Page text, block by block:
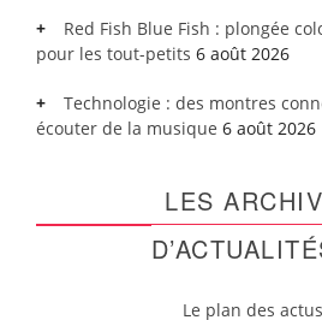
Red Fish Blue Fish : plongée
pour les tout-petits 6 août 2026
Technologie : des montres
écouter de la musique 6 août 2026
LES
Le plan des actus